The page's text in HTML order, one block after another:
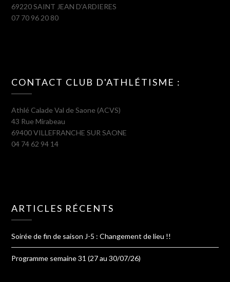
69220 SAINT JEAN D’ARDIERES
07 70 96 20 80
CONTACT CLUB D'ATHLÉTISME :
Athlé Calade Val de Saone (ACVS)
43 Rue Mirabeau
69400 VILLEFRANCHE SUR SAONE
04 74 62 94 14
ARTICLES RÉCENTS
Soirée de fin de saison J-5 : Changement de lieu !!
Programme semaine 31 (27 au 30/07/26)